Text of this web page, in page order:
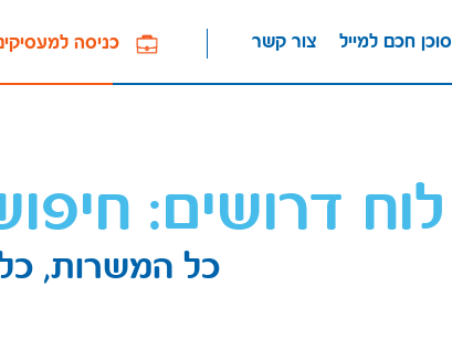
כניסה למעסיקים צור קשר סוכן חכם למייל
לוח דרושים:
כל המשרות,